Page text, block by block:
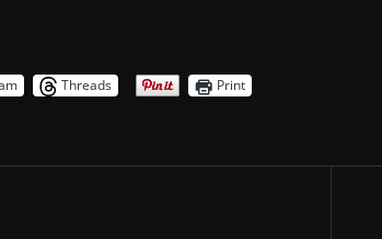
Threads Print